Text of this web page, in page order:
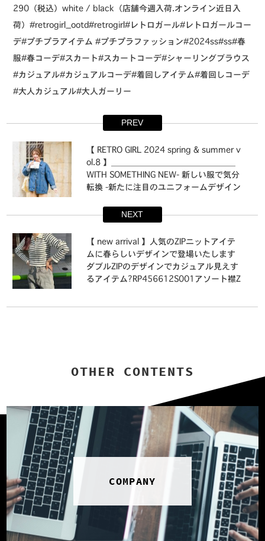
290（税込）white / black（店舗今週入荷.オンライン近日入
荷）⁡⁡⁡⁡⁡⁡⁡⁡#retrogirl_ootd#retrogirl#レトロガール#レトロガールコー
デ#プチプラアイテム #プチプラファッション#2024ss#ss#春
服#春コーデ#スカート#スカートコーデ#シャーリングブラウス
#カジュアル#カジュアルコーデ#着回しアイテム#着回しコーデ
#大人カジュアル#大人ガーリー
PREV
⁡【 RETRO GIRL 2024 spring & summer v
ol.8 】⁡＿＿＿＿＿＿＿＿＿＿＿＿＿＿＿⁡
WITH SOMETHING NEW- 新しい服で気分
転換 -⁡⁡新たに注目のユニフォームデザイン
ン、フリルをさりげなく日常着の中に取
り入れたスタイリングを提案します。⁡ス
タンダードアイテムはチュールやレー
ス、ナイロン系の軽やかな素材を取り入
れて着丈やボリュームなどに変化をつけ"
いつもの＂からフレッシュな印象に。⁡＿
＿＿＿＿＿＿＿＿＿＿＿＿＿＿⁡⁡?️RP4382
32B001ストレートチノパンツ ¥3,850
（税込）white / beige / blue（店舗3月
上旬入荷予定）⁡⁡?️RA437543T001フリル
ティアードリュック ¥3,190（税込）iv
ory / black（店舗.オンライン入荷中）⁡⁡?️R
A456442B002チェーンローファー ¥4,
290 （税込）off-white / black（店舗今
週入荷.オンライン予約中）⁡⁡⁡⁡⁡⁡⁡#retrogirl_oo
td#retrogirl#レトロガール#レトロガール
コーデ#プチプラアイテム #プチプラファ
ッション#2024ss#ss#春服#春コーデ#T
シャツ#ボーダー#ジージャン#デニムジ
ャケット#カジュアル#カジュアルコーデ
#着回しアイテム#着回しコーデ#大人カ
NEXT
⁡【 new arrival 】⁡人気のZIPニットアイテ
ムに春らしいデザインで登場いたします⁡
ダブルZIPのデザインでカジュアル見えす
るアイテム⁡⁡⁡?️RP456612S001アソート襟Z
春コーデ#ニット#春ニット#ニットコー
デ#ジップトップス#メンズライク#着回
しアイテム#着回しコーデ#カジュアルコ
ーデ#大人カジュアル#カジュアル#メン
ズライク
OTHER CONTENTS
COMPANY